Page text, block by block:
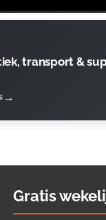
transport &
Gratis